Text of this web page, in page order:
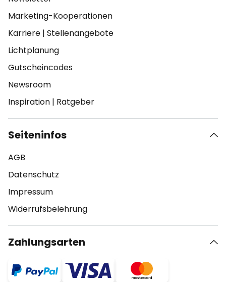
Marketing-Kooperationen
Karriere | Stellenangebote
Lichtplanung
Gutscheincodes
Newsroom
Inspiration | Ratgeber
Seiteninfos
AGB
Datenschutz
Impressum
Widerrufsbelehrung
Zahlungsarten